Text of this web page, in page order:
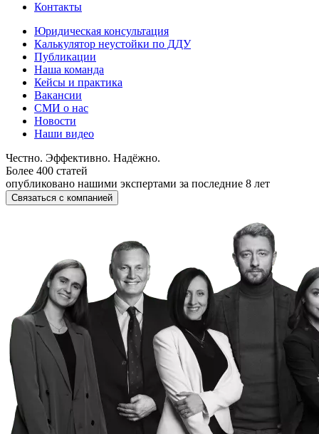
Контакты
Юридическая консультация
Калькулятор неустойки по ДДУ
Публикации
Наша команда
Кейсы и практика
Вакансии
СМИ о нас
Новости
Наши видео
Честно. Эффективно. Надёжно.
Более 400 статей
опубликовано нашими экспертами за последние 8 лет
Связаться с компанией